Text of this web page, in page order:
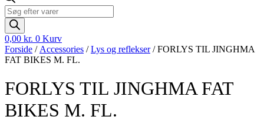
Products
search
0,00 kr. 0 Kurv
Forside / Accessories /Lys og reflekser/ FORLYS TIL JINGHMA
FAT BIKES M. FL.
FORLYS TIL JINGHMA FAT
BIKES M. FL.